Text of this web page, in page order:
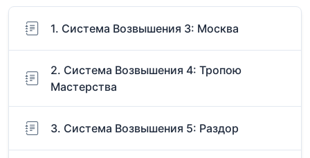
1. Система Возвышения 3: Москва
2. Система Возвышения 4: Тропою
Мастерства
3. Система Возвышения 5: Раздор